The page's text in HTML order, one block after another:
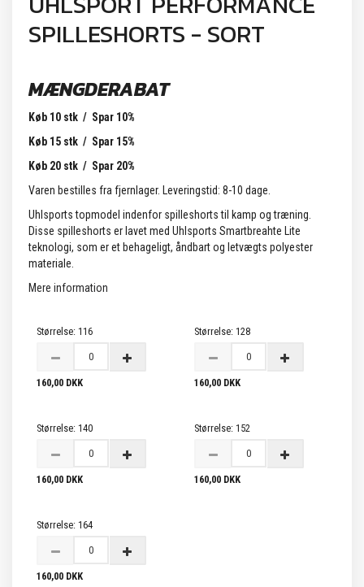
SPILLESHORTS - SORT
MÆNGDERABAT
Køb 10 stk / Spar 10%
Køb 15 stk / Spar 15%
Køb 20 stk / Spar 20%
Varen bestilles fra fjernlager. Leveringstid: 8-10 dage.
Uhlsports topmodel indenfor spilleshorts til kamp og træning.
Disse spilleshorts er lavet med Uhlsports Smartbreahte Lite
teknologi, som er et behageligt, åndbart og letvægts polyester
materiale.
Mere information
Størrelse: 116
160,00 DKK
Størrelse: 128
160,00 DKK
Størrelse: 140
160,00 DKK
Størrelse: 152
160,00 DKK
Størrelse: 164
160,00 DKK